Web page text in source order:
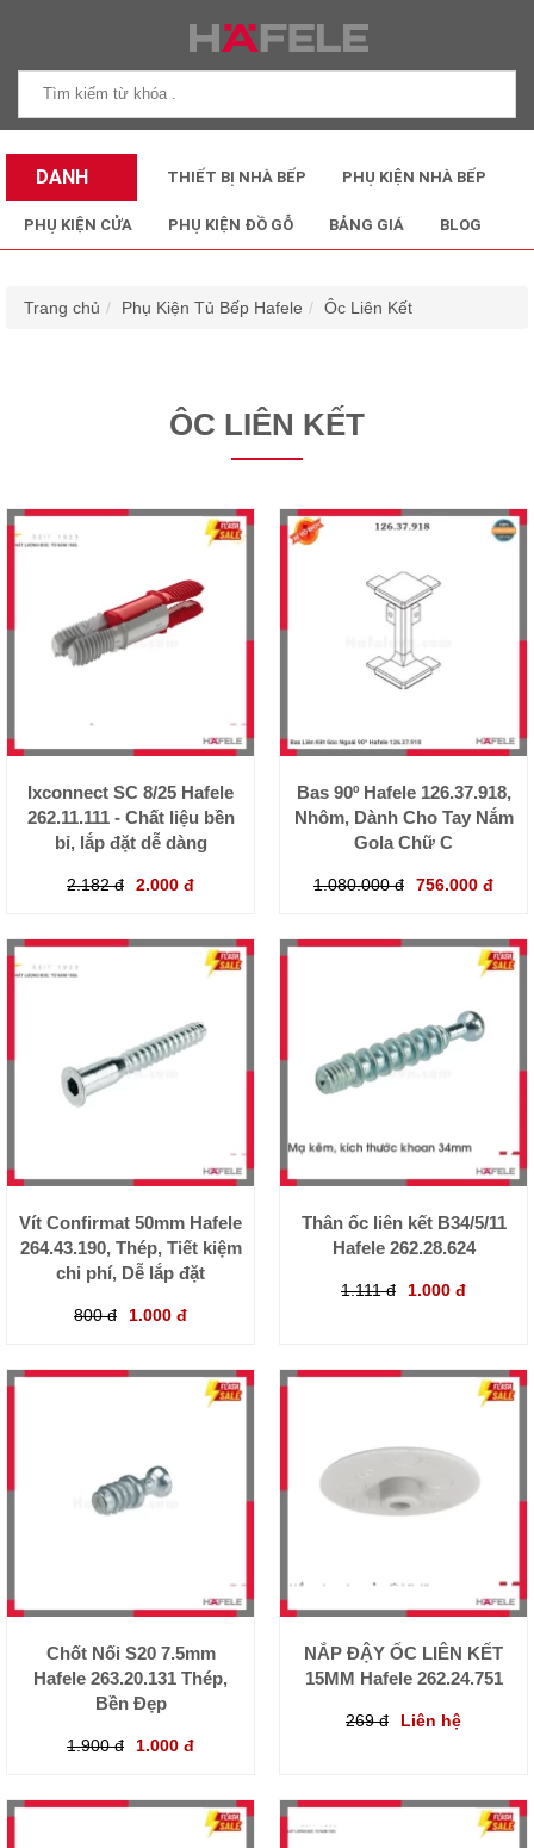
DANH
MỤC SẢN
THIẾT BỊ NHÀ BẾP PHỤ KIỆN NHÀ BẾP
PHỤ KIỆN CỬA PHỤ KIỆN ĐỒ GỖ BẢNG GIÁ BLOG
Trang chủ Phụ Kiện Tủ Bếp Hafele Ôc Liên Kết
ÔC LIÊN KẾT
Ixconnect SC 8/25 Hafele
262.11.111 - Chất liệu bền
bỉ, lắp đặt dễ dàng
2.182 đ 2.000 đ
Bas 90º Hafele 126.37.918,
Nhôm, Dành Cho Tay Nắm
Gola Chữ C
1.080.000 đ 756.000 đ
Vít Confirmat 50mm Hafele
264.43.190, Thép, Tiết kiệm
chi phí, Dễ lắp đặt
800 đ 1.000 đ
Thân ốc liên kết B34/5/11
Hafele 262.28.624
1.111 đ 1.000 đ
Chốt Nối S20 7.5mm
Hafele 263.20.131 Thép,
Bền Đẹp
1.900 đ 1.000 đ
NẮP ĐẬY ỐC LIÊN KẾT
15MM Hafele 262.24.751
269 đ Liên hệ